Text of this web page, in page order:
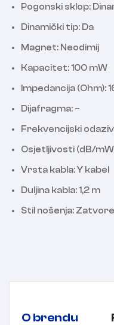
Pogonski sklop:
Dinamički tip: Da
Magnet: Neodimij
Kapacitet: 100 mW
Impedancija (Ohm):
Dijafragma: –
Frekvencijski
Osjetljivosti (dB/
Vrsta kabla: Y kabel
Duljina kabla: 1,2 m
Stil nošenja:
O brendu